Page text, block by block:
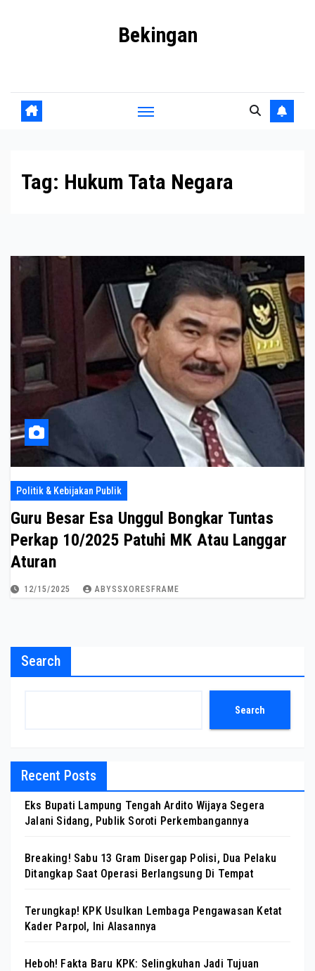
Bekingan
Tag: Hukum Tata Negara
Politik & Kebijakan Publik
Guru Besar Esa Unggul Bongkar Tuntas
Perkap 10/2025 Patuhi MK Atau Langgar
Aturan
12/15/2025 ABYSSXORESFRAME
Search
Search
Recent Posts
Eks Bupati Lampung Tengah Ardito Wijaya Segera
Jalani Sidang, Publik Soroti Perkembangannya
Breaking! Sabu 13 Gram Disergap Polisi, Dua Pelaku
Ditangkap Saat Operasi Berlangsung Di Tempat
Terungkap! KPK Usulkan Lembaga Pengawasan Ketat
Kader Parpol, Ini Alasannya
Heboh! Fakta Baru KPK: Selingkuhan Jadi Tujuan